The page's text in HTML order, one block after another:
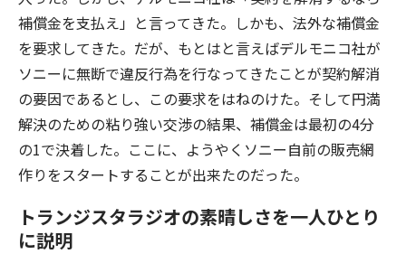
補償金を支払え」と言ってきた。しかも、法外な補償金
を要求してきた。だが、もとはと言えばデルモニコ社が
ソニーに無断で違反行為を行なってきたことが契約解消
の要因であるとし、この要求をはねのけた。そして円満
解決のための粘り強い交渉の結果、補償金は最初の4分
の1で決着した。ここに、ようやくソニー自前の販売網
作りをスタートすることが出来たのだった。
トランジスタラジオの素晴しさを一人ひとり
に説明